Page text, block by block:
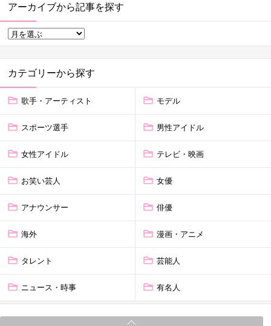
アーカイブから記事を探す
カテゴリーから探す
歌手・アーティスト モデル
スポーツ選手 男性アイドル
女性アイドル テレビ・映画
お笑い芸人 女優
アナウンサー 俳優
海外 漫画・アニメ
タレント 芸能人
ニュース・時事 有名人